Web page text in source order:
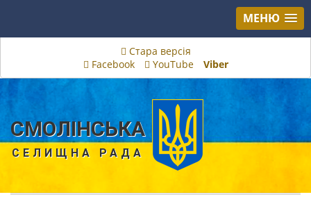
МЕНЮ
Стара версія
Facebook
YouTube Viber
СМОЛІНСЬКА
СЕЛИЩНА РАДА